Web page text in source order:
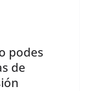
podes
de